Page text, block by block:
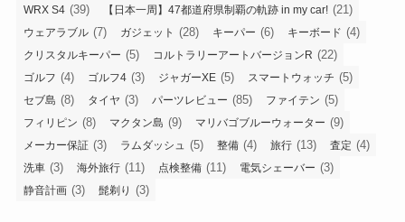
WRX S4 (39) 【日本一周】47都道府県制覇の軌跡 in my car! (21)
ウェアラブル (7) ガジェット (28) キーパー (6) キーボード (4)
クリスタルキーパー (5) コルトラリーアートバージョンR (22)
ゴルフ (4) ゴルフ4 (3) ジャガーXE (5) スマートウォッチ (5)
セブ島 (8) タイヤ (3) パーツレビュー (85) ファイテン (5)
フィリピン (8) マクタン島 (9) マリバゴブルーウォーター (9)
メーカー保証 (3) ラムダッシュ (5) 整備 (4) 旅行 (13) 査定 (4)
洗車 (3) 海外旅行 (11) 点検整備 (11) 電気シェーバー (3)
静音計画 (3) 髭剃り (3)